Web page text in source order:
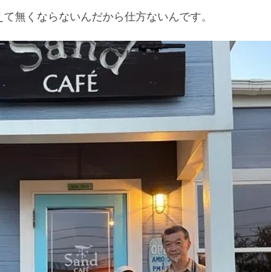
無くならないんだから仕方ないんです。